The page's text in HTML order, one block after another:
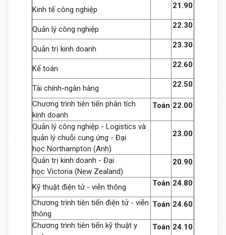
Kinh tế công nghiệp 21.90
Quản lý công nghiệp 22.30
Quản trị kinh doanh 23.30
Kế toán 22.60
Tài chính-ngân hàng 22.50
Chương trình tiên tiến phân tích
kinh doanh
Toán 22.00
Quản lý công nghiệp - Logistics và
quản lý chuỗi cung ứng - Đại
học Northampton (Anh)
23.00
Quản trị kinh doanh - Đại
học Victoria (New Zealand)
20.90
Kỹ thuật điện tử - viễn thông Toán 24.80
Chương trình tiên tiến điện tử - viễn
thông
Toán 24.60
Chương trình tiên tiến kỹ thuật y
Toán 24.10